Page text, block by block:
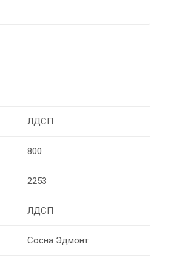
ЛДСП
800
2253
ЛДСП
Сосна Эдмонт